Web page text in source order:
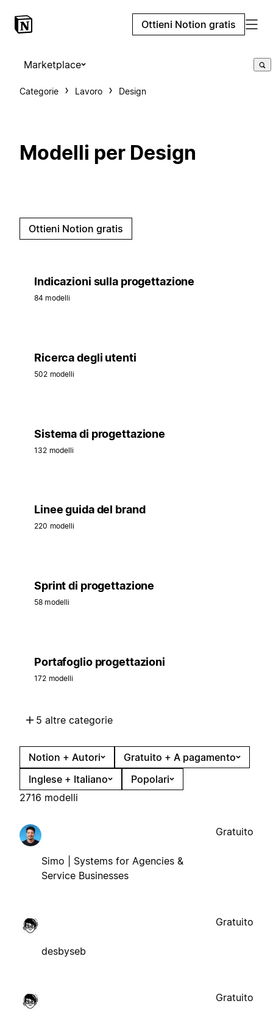
Ottieni Notion gratis
Marketplace
Categorie Lavoro Design
Modelli per Design
Ottieni Notion gratis
Indicazioni sulla progettazione
84 modelli
Ricerca degli utenti
502 modelli
Sistema di progettazione
132 modelli
Linee guida del brand
220 modelli
Sprint di progettazione
58 modelli
Portafoglio progettazioni
172 modelli
5 altre categorie
Notion + Autori
Gratuito + A pagamento
Inglese + Italiano
Popolari
2716 modelli
Simo | Systems for Agencies &
Service Businesses
Gratuito
desbyseb
Gratuito
Gratuito